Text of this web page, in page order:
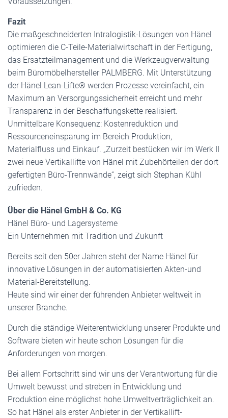
Fazit
Die maßgeschneiderten Intralogistik-Lösungen von Hänel
optimieren die C-Teile-Materialwirtschaft in der Fertigung,
das Ersatzteilmanagement und die Werkzeugverwaltung
beim Büromöbelhersteller PALMBERG. Mit Unterstützung
der Hänel Lean-Lifte® werden Prozesse vereinfacht, ein
Maximum an Versorgungssicherheit erreicht und mehr
Transparenz in der Beschaffungskette realisiert.
Unmittelbare Konsequenz: Kostenreduktion und
Ressourceneinsparung im Bereich Produktion,
Materialfluss und Einkauf. „Zurzeit bestücken wir im Werk II
zwei neue Vertikallifte von Hänel mit Zubehörteilen der dort
gefertigten Büro-Trennwände“, zeigt sich Stephan Kühl
zufrieden.
Über die Hänel GmbH & Co. KG
Hänel Büro- und Lagersysteme
Ein Unternehmen mit Tradition und Zukunft
Bereits seit den 50er Jahren steht der Name Hänel für
innovative Lösungen in der automatisierten Akten-und
Material-Bereitstellung.
Heute sind wir einer der führenden Anbieter weltweit in
unserer Branche.
Durch die ständige Weiterentwicklung unserer Produkte und
Software bieten wir heute schon Lösungen für die
Anforderungen von morgen.
Bei allem Fortschritt sind wir uns der Verantwortung für die
Umwelt bewusst und streben in Entwicklung und
Produktion eine möglichst hohe Umweltverträglichkeit an.
So hat Hänel als erster Anbieter in der Vertikallift-